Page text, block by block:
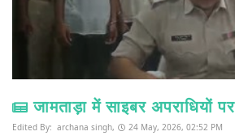
जामताड़ा में साइबर अपराधियों
Edited By: archana singh, 24 May, 2026, 02:52 PM